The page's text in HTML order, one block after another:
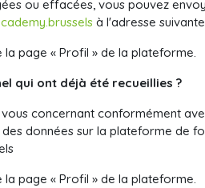
ou effacées, vous pouvez
à l'adresse
page « Profil » de la plateforme.
qui ont déjà été recueillies ?
concernant conformément
données sur la plateforme de
page « Profil » de la plateforme.